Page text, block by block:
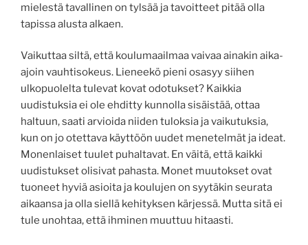
mielestä tavallinen on tylsää ja tavoitteet pitää olla
tapissa alusta alkaen.
Vaikuttaa siltä, että koulumaailmaa vaivaa ainakin aika-
ajoin vauhtisokeus. Lieneekö pieni osasyy siihen
ulkopuolelta tulevat kovat odotukset? Kaikkia
uudistuksia ei ole ehditty kunnolla sisäistää, ottaa
haltuun, saati arvioida niiden tuloksia ja vaikutuksia,
kun on jo otettava käyttöön uudet menetelmät ja ideat.
Monenlaiset tuulet puhaltavat. En väitä, että kaikki
uudistukset olisivat pahasta. Monet muutokset ovat
tuoneet hyviä asioita ja koulujen on syytäkin seurata
aikaansa ja olla siellä kehityksen kärjessä. Mutta sitä ei
tule unohtaa, että ihminen muuttuu hitaasti.